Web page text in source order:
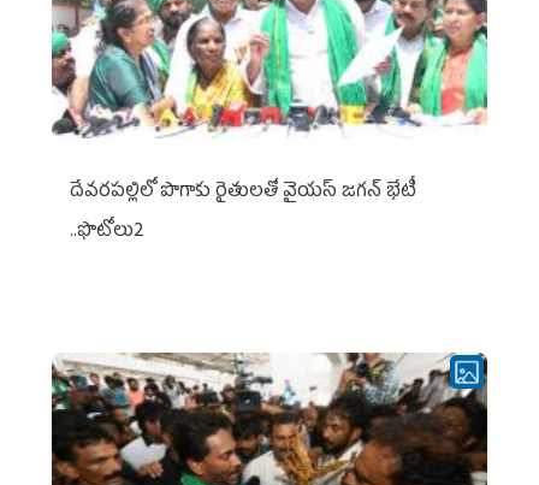
దేవరపల్లిలో పొగాకు రైతులతో వైయస్ జగన్ భేటీ
..ఫొటోలు2